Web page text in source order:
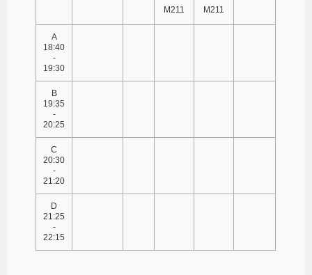
M211
M211
A
18:40
-
19:30
B
19:35
-
20:25
C
20:30
-
21:20
D
21:25
-
22:15